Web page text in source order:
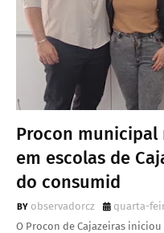
Procon municipal
em escolas de
do consumid
observadorcz
quarta-
O Procon de Cajazeiras